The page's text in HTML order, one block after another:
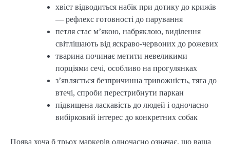
хвіст відводиться набік при дотику до крижів
— рефлекс готовності до парування
петля стає м’якою, набряклою, виділення
світлішають від яскраво-червоних до рожевих
тварина починає метити невеликими
порціями сечі, особливо на прогулянках
з’являється безпричинна тривожність, тяга до
втечі, спроби перестрибнути паркан
підвищена ласкавість до людей і одночасно
вибірковий інтерес до конкретних собак
Поява хоча б трьох маркерів одночасно означає, що ваша